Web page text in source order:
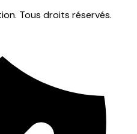
Tous droits réservés.